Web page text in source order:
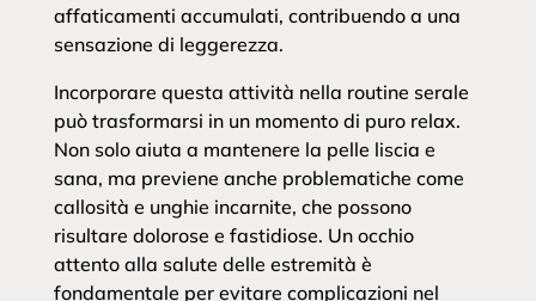
affaticamenti accumulati, contribuendo a una
sensazione di leggerezza.
Incorporare questa attività nella routine serale
può trasformarsi in un momento di puro relax.
Non solo aiuta a mantenere la pelle liscia e
sana, ma previene anche problematiche come
callosità e unghie incarnite, che possono
risultare dolorose e fastidiose. Un occhio
attento alla salute delle estremità è
fondamentale per evitare complicazioni nel